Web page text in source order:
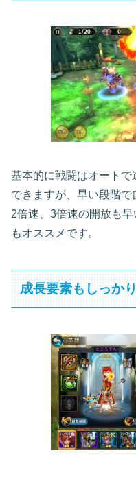
基本的に戦闘はオートで
できますが、早い段階で
2倍速、3倍速の開放も
もオススメです。
成長要素もしっかり